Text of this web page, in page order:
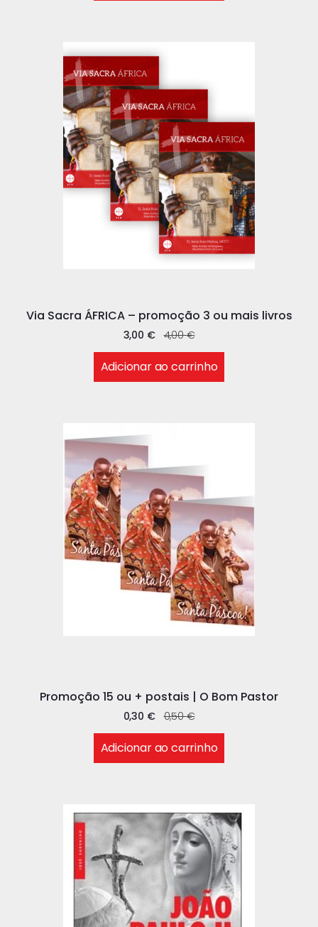
Via Sacra ÁFRICA – promoção 3 ou mais livros
4,00€
3,00 €
Adicionar ao carrinho
Promoção 15 ou + postais | O Bom Pastor
0,50€
0,30 €
Adicionar ao carrinho